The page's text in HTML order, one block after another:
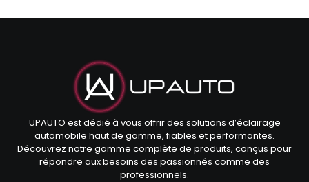
UPAUTO est dédié à vous offrir des solutions d’éclairage
automobile haut de gamme, fiables et performantes.
Découvrez notre gamme complète de produits, conçus pour
répondre aux besoins des passionnés comme des
professionnels.